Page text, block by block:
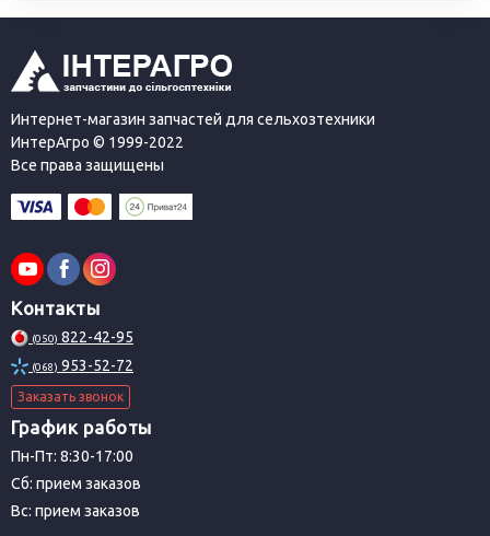
Интернет-магазин запчастей для сельхозтехники
ИнтерАгро © 1999-2022
Все права защищены
Контакты
(050) 822-42-95
(068) 953-52-72
Заказать звонок
График работы
Пн-Пт: 8:30-17:00
Сб: прием заказов
Вс: прием заказов